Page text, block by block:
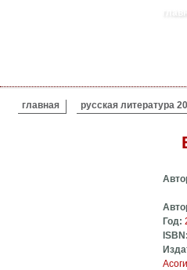
ВЫ ЗДЕСЬ
главная русская литература
Год:
ISBN: